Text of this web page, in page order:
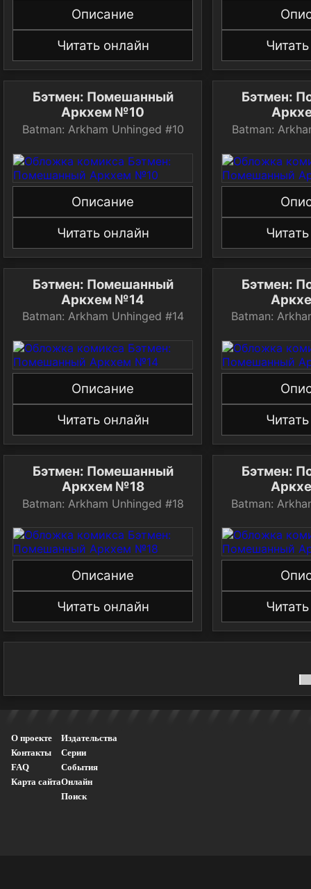
Описание
Читать онлайн
Бэтмен: Помешанный
Аркхем №10
Batman: Arkham Unhinged #10
Описание
Читать онлайн
Бэтмен:
Batman:
Бэтмен: Помешанный
Аркхем №14
Batman: Arkham Unhinged #14
Описание
Читать онлайн
Бэтмен:
Batman:
Бэтмен: Помешанный
Аркхем №18
Batman: Arkham Unhinged #18
Описание
Читать онлайн
Бэтмен:
Batman:
О проекте
Контакты
FAQ
Карта сайта
Издательства
Серии
События
Онлайн
Поиск